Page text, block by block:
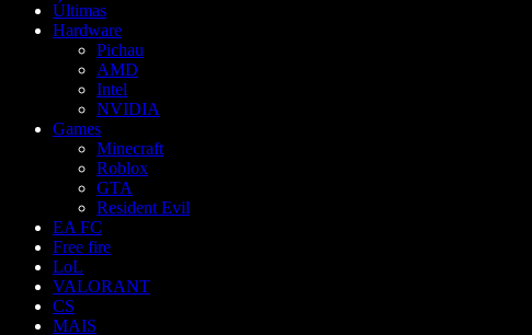
Últimas
Hardware
Pichau
AMD
Intel
NVIDIA
Games
Minecraft
Roblox
GTA
Resident Evil
EA FC
Free fire
LoL
VALORANT
CS
MAIS